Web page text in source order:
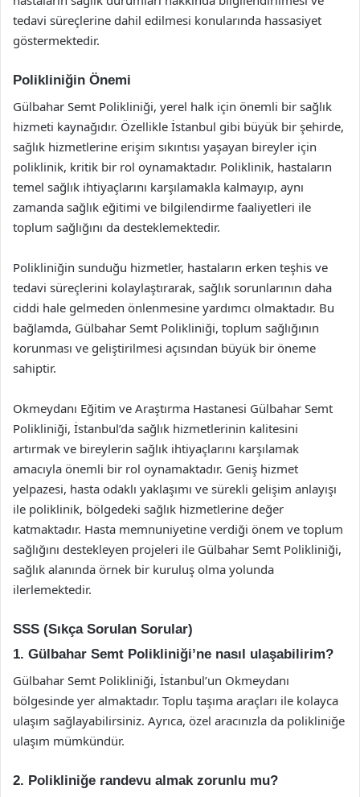
tedavi süreçlerine dahil edilmesi konularında hassasiyet
göstermektedir.
Polikliniğin Önemi
Gülbahar Semt Polikliniği, yerel halk için önemli bir sağlık
hizmeti kaynağıdır. Özellikle İstanbul gibi büyük bir şehirde,
sağlık hizmetlerine erişim sıkıntısı yaşayan bireyler için
poliklinik, kritik bir rol oynamaktadır. Poliklinik, hastaların
temel sağlık ihtiyaçlarını karşılamakla kalmayıp, aynı
zamanda sağlık eğitimi ve bilgilendirme faaliyetleri ile
toplum sağlığını da desteklemektedir.
Polikliniğin sunduğu hizmetler, hastaların erken teşhis ve
tedavi süreçlerini kolaylaştırarak, sağlık sorunlarının daha
ciddi hale gelmeden önlenmesine yardımcı olmaktadır. Bu
bağlamda, Gülbahar Semt Polikliniği, toplum sağlığının
korunması ve geliştirilmesi açısından büyük bir öneme
sahiptir.
Okmeydanı Eğitim ve Araştırma Hastanesi Gülbahar Semt
Polikliniği, İstanbul’da sağlık hizmetlerinin kalitesini
artırmak ve bireylerin sağlık ihtiyaçlarını karşılamak
amacıyla önemli bir rol oynamaktadır. Geniş hizmet
yelpazesi, hasta odaklı yaklaşımı ve sürekli gelişim anlayışı
ile poliklinik, bölgedeki sağlık hizmetlerine değer
katmaktadır. Hasta memnuniyetine verdiği önem ve toplum
sağlığını destekleyen projeleri ile Gülbahar Semt Polikliniği,
sağlık alanında örnek bir kuruluş olma yolunda
ilerlemektedir.
SSS (Sıkça Sorulan Sorular)
1. Gülbahar Semt Polikliniği’ne nasıl ulaşabilirim?
Gülbahar Semt Polikliniği, İstanbul’un Okmeydanı
bölgesinde yer almaktadır. Toplu taşıma araçları ile kolayca
ulaşım sağlayabilirsiniz. Ayrıca, özel aracınızla da polikliniğe
ulaşım mümkündür.
2. Polikliniğe randevu almak zorunlu mu?